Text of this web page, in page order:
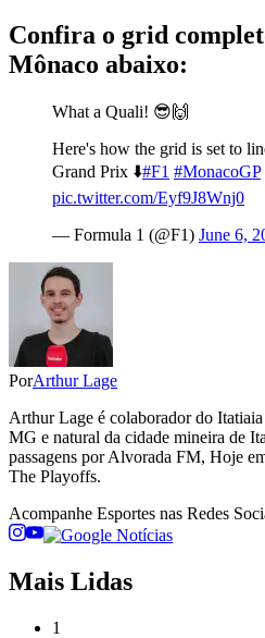
Confira o grid
Mônaco abaixo:
What a Quali! 😎🙌
Here's how the grid is set to
Grand Prix ⬇️#F1 #MonacoGP
pic.twitter.com/Eyf9J8Wnj0
— Formula 1 (@F1) June 6,
PorArthur Lage
Arthur Lage é colaborador do
MG e natural da cidade mineira de
passagens por Alvorada FM, Hoje
The Playoffs.
Acompanhe Esportes nas Redes
Mais Lidas
1